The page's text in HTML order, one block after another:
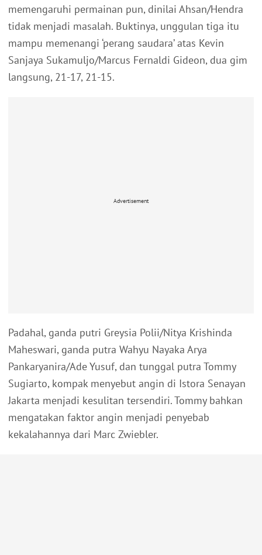
memengaruhi permainan pun, dinilai Ahsan/Hendra
tidak menjadi masalah. Buktinya, unggulan tiga itu
mampu memenangi ‘perang saudara’ atas Kevin
Sanjaya Sukamuljo/Marcus Fernaldi Gideon, dua gim
langsung, 21-17, 21-15.
Advertisement
Padahal, ganda putri Greysia Polii/Nitya Krishinda
Maheswari, ganda putra Wahyu Nayaka Arya
Pankaryanira/Ade Yusuf, dan tunggal putra Tommy
Sugiarto, kompak menyebut angin di Istora Senayan
Jakarta menjadi kesulitan tersendiri. Tommy bahkan
mengatakan faktor angin menjadi penyebab
kekalahannya dari Marc Zwiebler.